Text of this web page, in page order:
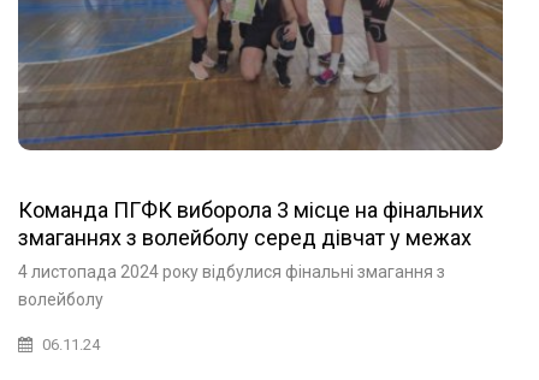
Команда ПГФК виборола 3 місце на фінальних
змаганнях з волейболу серед дівчат у межах
72-ї Спартакіади ДВНЗ "УжНУ"
4 листопада 2024 року відбулися фінальні змагання з
волейболу
06.11.24